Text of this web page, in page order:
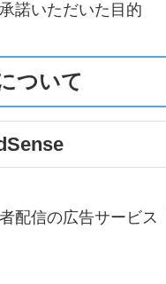
諾いただいた目的
ついて
配信の広告サービ